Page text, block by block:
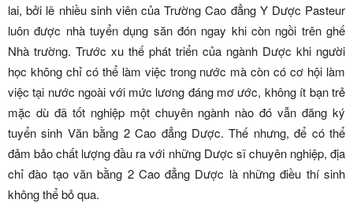
lai, bởi lẽ nhiều sinh viên của Trường Cao đẳng Y Dược Pasteur
luôn được nhà tuyển dụng săn đón ngay khi còn ngồi trên ghế
Nhà trường. Trước xu thế phát triển của ngành Dược khi người
học không chỉ có thể làm việc trong nước mà còn có cơ hội làm
việc tại nước ngoài với mức lương đáng mơ ước, không ít bạn trẻ
mặc dù đã tốt nghiệp một chuyên ngành nào đó vẫn đăng ký
tuyển sinh Văn bằng 2 Cao đẳng Dược. Thế nhưng, để có thể
đảm bảo chất lượng đầu ra với những Dược sĩ chuyên nghiệp, địa
chỉ đào tạo văn bằng 2 Cao đẳng Dược là những điều thí sinh
không thể bỏ qua.